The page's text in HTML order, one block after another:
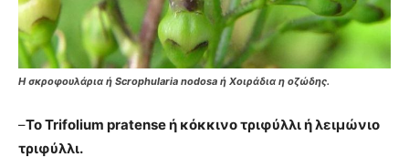
Η σκροφουλάρια ή Scrophularia nodosa ή Χοιράδια η οζώδης.
–Το Trifolium pratense ή κόκκινο τριφύλλι ή λειμώνιο
τριφύλλι.